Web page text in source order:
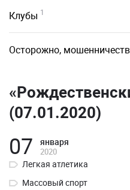
Клубы 1
Осторожно,
(07.01.2020)
07 января
2020
Легкая атлетика
Массовый спорт